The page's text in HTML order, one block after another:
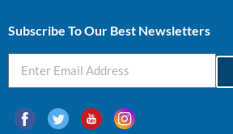
Subscribe To Our Best Newsletters